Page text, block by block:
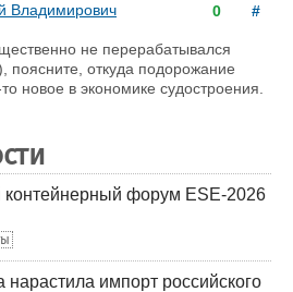
0 #
Владимирович
не перерабатывался
поясните, откуда подорожание
новое в экономике судостроения.
форум ESE-2026
нарастила импорт российского